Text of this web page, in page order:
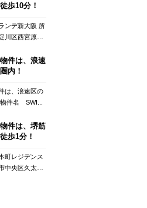
歩10分！
デ新大阪 所
川区西宮原
件は、浪速
内！
は、浪速区の
駅から徒歩圏内！ 物件名 SWI...
件は、堺筋
歩1分！
町レジデンス
中央区久太